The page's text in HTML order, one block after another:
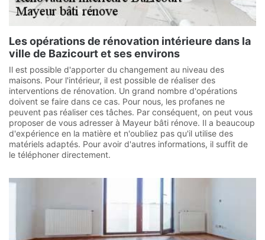
Les opérations de rénovation intérieure dans la
ville de Bazicourt et ses environs
Il est possible d'apporter du changement au niveau des
maisons. Pour l'intérieur, il est possible de réaliser des
interventions de rénovation. Un grand nombre d'opérations
doivent se faire dans ce cas. Pour nous, les profanes ne
peuvent pas réaliser ces tâches. Par conséquent, on peut vous
proposer de vous adresser à Mayeur bâti rénove. Il a beaucoup
d'expérience en la matière et n'oubliez pas qu'il utilise des
matériels adaptés. Pour avoir d'autres informations, il suffit de
le téléphoner directement.